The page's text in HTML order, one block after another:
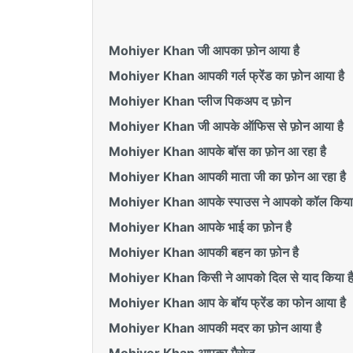
Mohiyer Khan जी आपका फ़ोन आया है
Mohiyer Khan आपकी गर्ल फ्रेंड का फ़ोन आया है
Mohiyer Khan प्लीज पिकअप द फ़ोन
Mohiyer Khan जी आपके ऑफिस से फ़ोन आया है
Mohiyer Khan आपके बॉस का फ़ोन आ रहा है
Mohiyer Khan आपकी माता जी का फ़ोन आ रहा है
Mohiyer Khan आपके स्पाउस ने आपको कॉल
Mohiyer Khan आपके भाई का फ़ोन है
Mohiyer Khan आपकी बहन का फ़ोन है
Mohiyer Khan किसी ने आपको दिल से याद किया है
Mohiyer Khan आप के बॉय फ्रेंड का फोन आया है
Mohiyer Khan आपकी मदर का फ़ोन आया है